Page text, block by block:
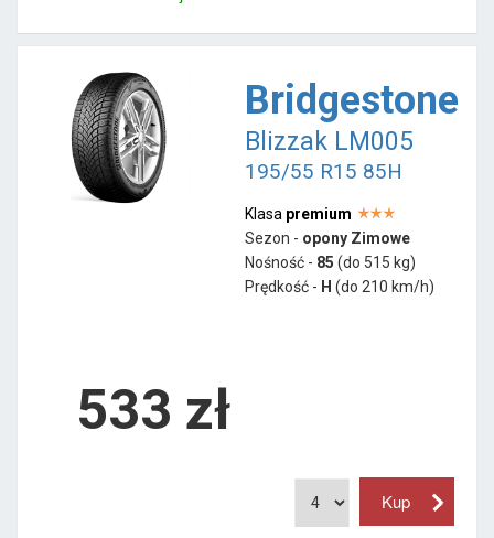
Bridgestone
Blizzak LM005
195/55 R15 85H
Klasa premium
Sezon - opony Zimowe
Nośność - 85 (do 515 kg)
Prędkość - H (do 210 km/h)
533 zł